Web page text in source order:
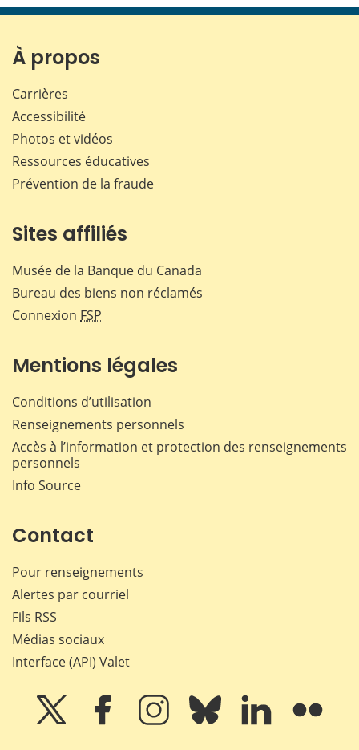
page page page page
À propos
Carrières
Accessibilité
Photos et vidéos
Ressources éducatives
Prévention de la fraude
Sites affiliés
Musée de la Banque du Canada
Bureau des biens non réclamés
Connexion FSP
Mentions légales
Conditions d’utilisation
Renseignements personnels
Accès à l’information et protection des renseignements
personnels
Info Source
Contact
Pour renseignements
Alertes par courriel
Fils RSS
Médias sociaux
Interface (API) Valet